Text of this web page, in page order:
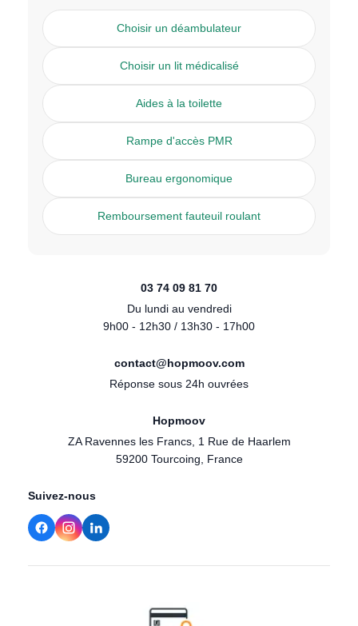
Choisir un déambulateur
Choisir un lit médicalisé
Aides à la toilette
Rampe d'accès PMR
Bureau ergonomique
Remboursement fauteuil roulant
03 74 09 81 70
Du lundi au vendredi
9h00 - 12h30 / 13h30 - 17h00
contact@hopmoov.com
Réponse sous 24h ouvrées
Hopmoov
ZA Ravennes les Francs, 1 Rue de Haarlem
59200 Tourcoing, France
Suivez-nous